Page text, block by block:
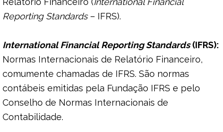
Reporting Standards– IFRS).
International Financial Reporting Standards(IFRS):
Normas Internacionais de Relatório Financeiro,
comumente chamadas de IFRS. São normas
contábeis emitidas pela Fundação IFRS e pelo
Conselho de Normas Internacionais de
Contabilidade.